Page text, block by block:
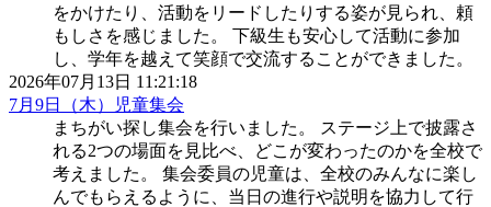
をかけたり、活動をリードしたりする姿が見られ、頼
もしさを感じました。 下級生も安心して活動に参加
し、学年を越えて笑顔で交流することができました。
2026年07月13日 11:21:18
7月9日（木）児童集会
まちがい探し集会を行いました。 ステージ上で披露さ
れる2つの場面を見比べ、どこが変わったのかを全校で
考えました。 集会委員の児童は、全校のみんなに楽し
んでもらえるように、当日の進行や説明を協力して行